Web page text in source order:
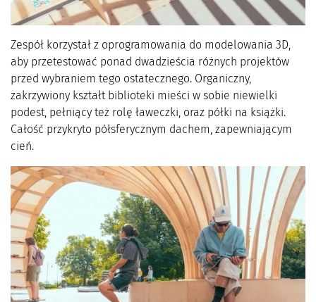
Zespół korzystał z oprogramowania do modelowania 3D,
aby przetestować ponad dwadzieścia różnych projektów
przed wybraniem tego ostatecznego. Organiczny,
zakrzywiony kształt biblioteki mieści w sobie niewielki
podest, pełniący też rolę ławeczki, oraz półki na książki.
Całość przykryto półsferycznym dachem, zapewniającym
cień.